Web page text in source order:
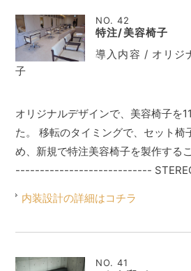
NO. 42
特注/美容椅子
導入内容 / オリジ
子
内装設計の詳細はコチラ
オリジナルデザインで、美容椅子を
た。 移転のタイミングで、セット椅
め、新規で特注美容椅子を製作する
---------------------------- STEREO
NO. 41